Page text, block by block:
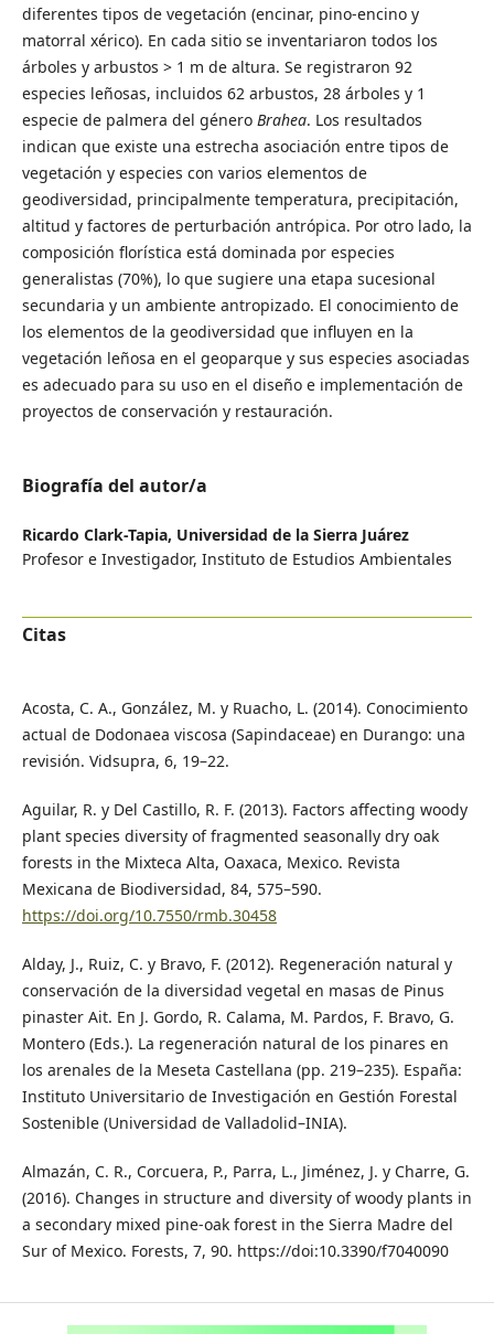
diferentes tipos de vegetación (encinar, pino-encino y
matorral xérico). En cada sitio se inventariaron todos los
árboles y arbustos > 1 m de altura. Se registraron 92
especies leñosas, incluidos 62 arbustos, 28 árboles y 1
especie de palmera del géneroBrahea. Los resultados
indican que existe una estrecha asociación entre tipos de
vegetación y especies con varios elementos de
geodiversidad, principalmente temperatura, precipitación,
altitud y factores de perturbación antrópica. Por otro lado, la
composición florística está dominada por especies
generalistas (70%), lo que sugiere una etapa sucesional
secundaria y un ambiente antropizado. El conocimiento de
los elementos de la geodiversidad que influyen en la
vegetación leñosa en el geoparque y sus especies asociadas
es adecuado para su uso en el diseño e implementación de
proyectos de conservación y restauración.
Biografía del autor/a
Ricardo Clark-Tapia, Universidad de la Sierra Juárez
Profesor e Investigador, Instituto de Estudios Ambientales
Citas
Acosta, C. A., González, M. y Ruacho, L. (2014). Conocimiento
actual de Dodonaea viscosa (Sapindaceae) en Durango: una
revisión. Vidsupra, 6, 19–22.
Aguilar, R. y Del Castillo, R. F. (2013). Factors affecting woody
plant species diversity of fragmented seasonally dry oak
forests in the Mixteca Alta, Oaxaca, Mexico. Revista
Mexicana de Biodiversidad, 84, 575–590.
https://doi.org/10.7550/rmb.30458
Alday, J., Ruiz, C. y Bravo, F. (2012). Regeneración natural y
conservación de la diversidad vegetal en masas de Pinus
pinaster Ait. En J. Gordo, R. Calama, M. Pardos, F. Bravo, G.
Montero (Eds.). La regeneración natural de los pinares en
los arenales de la Meseta Castellana (pp. 219–235). España:
Instituto Universitario de Investigación en Gestión Forestal
Sostenible (Universidad de Valladolid–INIA).
Almazán, C. R., Corcuera, P., Parra, L., Jiménez, J. y Charre, G.
(2016). Changes in structure and diversity of woody plants in
a secondary mixed pine-oak forest in the Sierra Madre del
Sur of Mexico. Forests, 7, 90. https://doi:10.3390/f7040090
Bellard, C., Bertelsmeier, C., Leadley, P., Thuiller, W. y
Courchamp, F. (2012). Impacts of climate change on the